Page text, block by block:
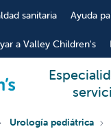
sanitaria Ayuda
a Valley Children's
Urología pediátrica